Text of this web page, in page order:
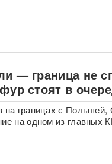
— граница не
стоят в
на границах с
на одном из главных